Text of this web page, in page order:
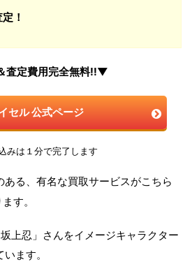
！
査定費用完全無料!!▼
セル 公式ページ
みは１分で完了します
る、有名な買取サービスがこちら
す。
上忍」さんをイメージキャラクター
ます。